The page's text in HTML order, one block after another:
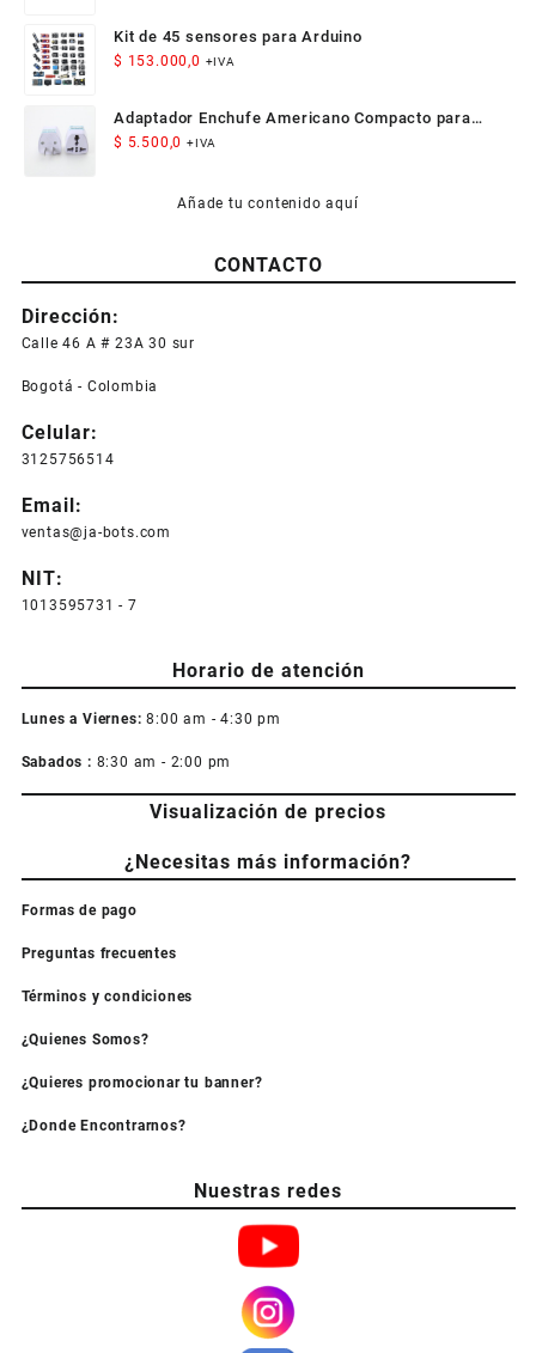
Kit de 45 sensores para Arduino
$ 153.000,0 +IVA
Adaptador Enchufe Americano Compacto para
Viaje
$ 5.500,0 +IVA
Añade tu contenido aquí
CONTACTO
Dirección:
Calle 46 A # 23A 30 sur
Bogotá - Colombia
Celular:
3125756514
Email:
ventas@ja-bots.com
NIT:
1013595731 - 7
Horario de atención
Lunes a Viernes: 8:00 am - 4:30 pm
Sabados : 8:30 am - 2:00 pm
Visualización de precios
¿Necesitas más información?
Formas de pago
Preguntas frecuentes
Términos y condiciones
¿Quienes Somos?
¿Quieres promocionar tu banner?
¿Donde Encontrarnos?
Nuestras redes